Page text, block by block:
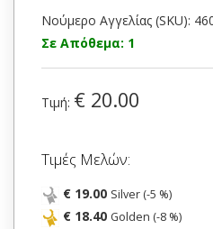
Νούμερο Αγγελίας (SKU):
Σε Απόθεμα: 1
Τιμή: € 20.00
Τιμές Μελών:
€ 19.00 Silver (-5 %)
€ 18.40 Golden (-8 %)